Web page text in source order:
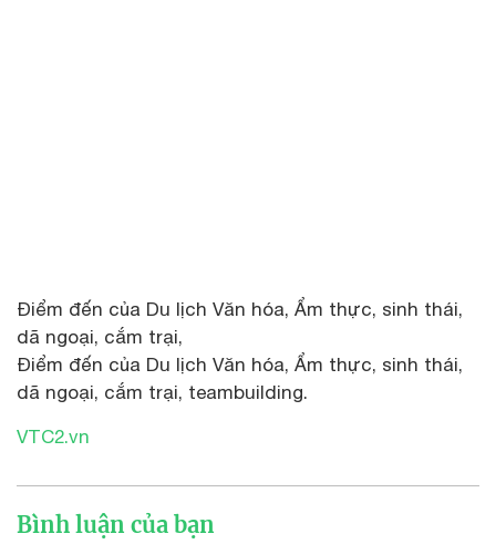
Điểm đến của Du lịch Văn hóa, Ẩm thực, sinh thái,
dã ngoại, cắm trại,
Điểm đến của Du lịch Văn hóa, Ẩm thực, sinh thái,
dã ngoại, cắm trại, teambuilding.
VTC2.vn
Bình luận của bạn